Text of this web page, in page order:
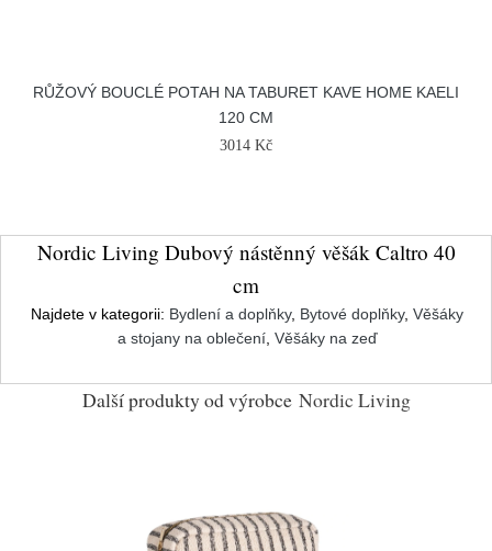
RŮŽOVÝ BOUCLÉ POTAH NA TABURET KAVE HOME KAELI
120 CM
3014 Kč
Nordic Living Dubový nástěnný věšák Caltro 40
cm
Najdete v kategorii: Bydlení a doplňky, Bytové doplňky, Věšáky
a stojany na oblečení, Věšáky na zeď
Další produkty od výrobce Nordic Living